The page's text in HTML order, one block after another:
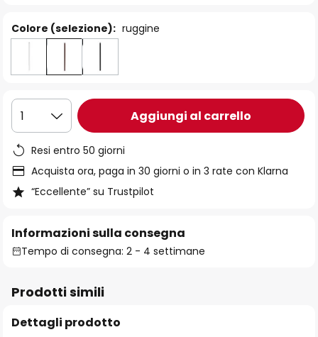
Colore (selezione): ruggine
1 Aggiungi al carrello
Resi entro 50 giorni
Acquista ora, paga in 30 giorni o in 3 rate con Klarna
“Eccellente” su Trustpilot
Informazioni sulla consegna
Tempo di consegna: 2 - 4 settimane
Prodotti simili
Dettagli prodotto